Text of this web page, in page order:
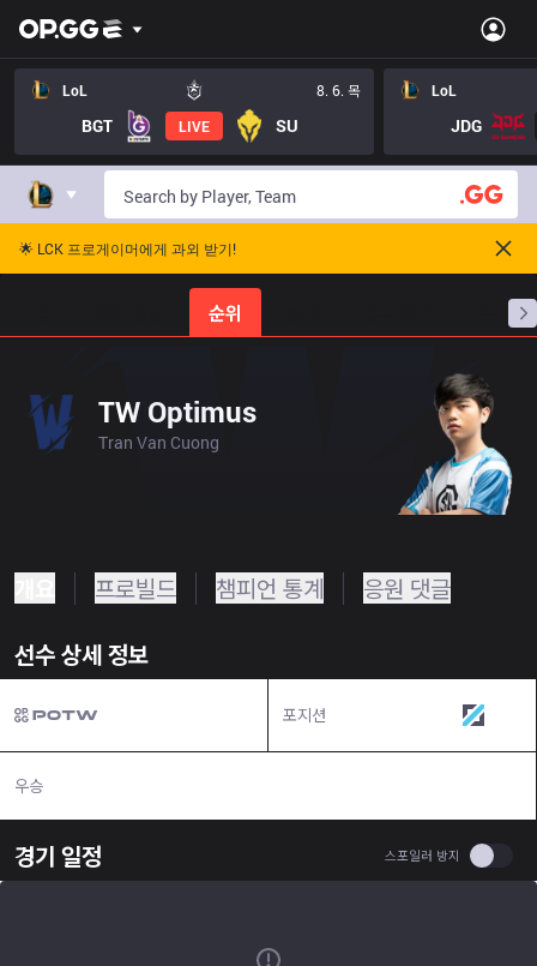
LoL 8. 6. 목
BGT LIVE SU
LoL
JDG
🌟 LCK 프로게이머에게 과외 받기!
순위 프로빌
TW Optimus
Tran Van Cuong
프로빌드 챔피언 통계 응원 댓글
선수 상세 정보
포지션
우승
경기 일정 스포일러 방지 Use